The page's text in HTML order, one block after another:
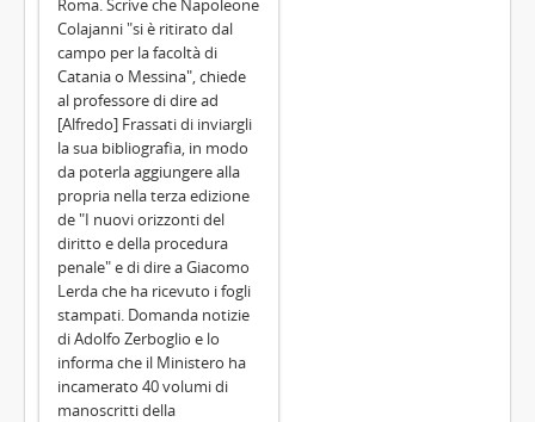
Roma. Scrive che Napoleone
Colajanni "si è ritirato dal
campo per la facoltà di
Catania o Messina", chiede
al professore di dire ad
[Alfredo] Frassati di inviargli
la sua bibliografia, in modo
da poterla aggiungere alla
propria nella terza edizione
de "I nuovi orizzonti del
diritto e della procedura
penale" e di dire a Giacomo
Lerda che ha ricevuto i fogli
stampati. Domanda notizie
di Adolfo Zerboglio e lo
informa che il Ministero ha
incamerato 40 volumi di
manoscritti della